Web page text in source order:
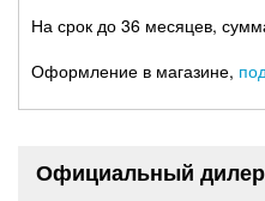
На срок до 36 месяцев,
Оформление в магазине,
Официальный дилер